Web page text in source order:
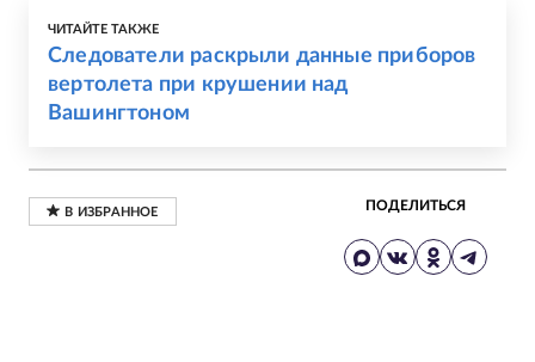
ЧИТАЙТЕ ТАКЖЕ
Следователи раскрыли данные приборов
вертолета при крушении над
Вашингтоном
ПОДЕЛИТЬСЯ